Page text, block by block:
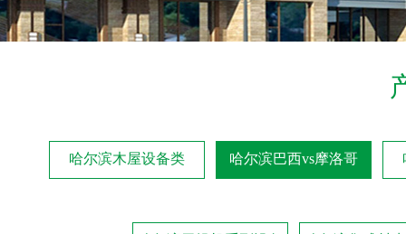
哈尔滨木屋设备类 哈尔滨巴西vs摩洛哥